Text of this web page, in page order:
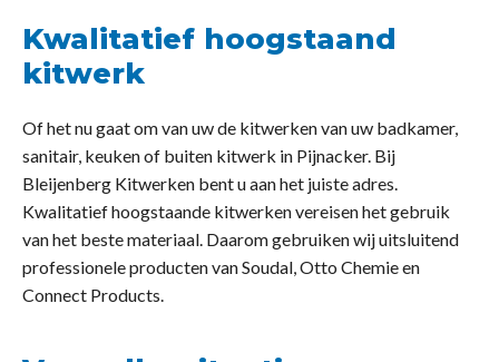
Kwalitatief hoogstaand
kitwerk
Of het nu gaat om van uw de kitwerken van uw badkamer,
sanitair, keuken of buiten kitwerk in Pijnacker. Bij
Bleijenberg Kitwerken bent u aan het juiste adres.
Kwalitatief hoogstaande kitwerken vereisen het gebruik
van het beste materiaal. Daarom gebruiken wij uitsluitend
professionele producten van Soudal, Otto Chemie en
Connect Products.